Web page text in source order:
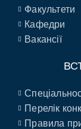
Факультети
Кафедри
Вакансії
Перелік
Правила